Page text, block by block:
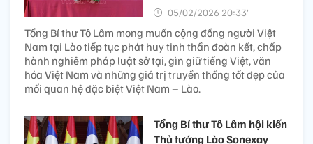
05/02/2026 20:33’
Tổng Bí thư Tô Lâm mong muốn cộng đồng người Việt
Nam tại Lào tiếp tục phát huy tinh thần đoàn kết, chấp
hành nghiêm pháp luật sở tại, gìn giữ tiếng Việt, văn
hóa Việt Nam và những giá trị truyền thống tốt đẹp của
mối quan hệ đặc biệt Việt Nam – Lào.
Tổng Bí thư Tô Lâm hội kiến
Thủ tướng Lào Sonexay